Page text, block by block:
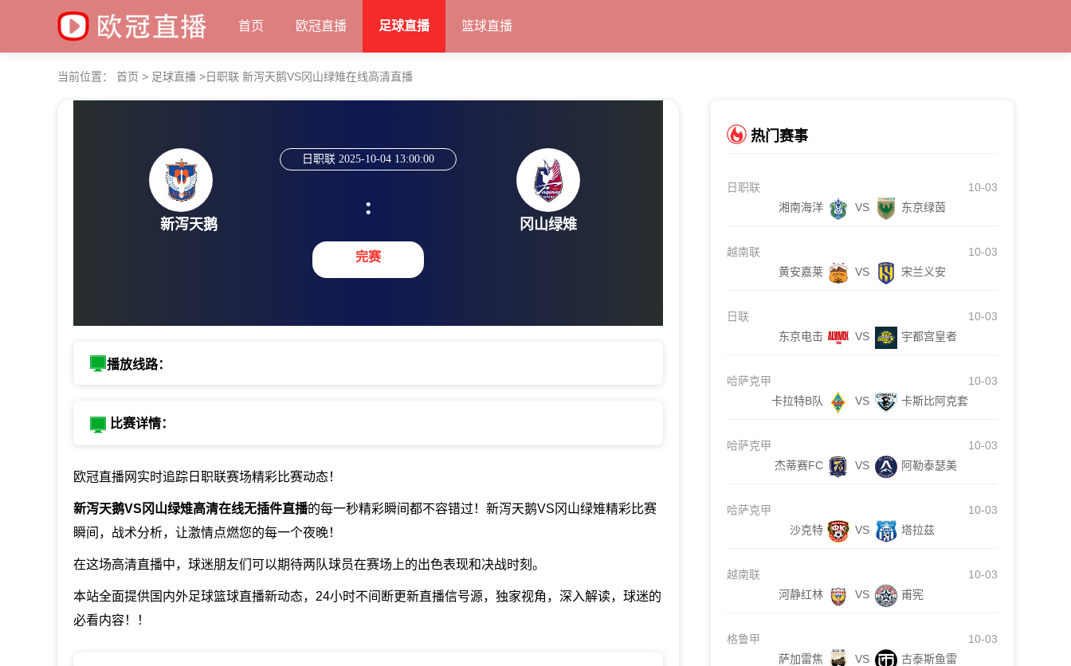
首页 欧冠直播 足球直播 篮球直播
当前位置： 首页 > 足球直播 >日职联 新泻天鹅VS冈山绿雉在线高清直播
新泻天鹅
日职联 2025-10-04 13:00:00
:
完赛
冈山绿雉
播放线路：
比赛详情：
欧冠直播网实时追踪日职联赛场精彩比赛动态！
新泻天鹅VS冈山绿雉高清在线无插件直播的每一秒精彩瞬间都不容错过！新泻天鹅VS冈山绿雉精彩比赛
瞬间，战术分析，让激情点燃您的每一个夜晚！
在这场高清直播中，球迷朋友们可以期待两队球员在赛场上的出色表现和决战时刻。
本站全面提供国内外足球篮球直播新动态，24小时不间断更新直播信号源，独家视角，深入解读，球迷的
必看内容！！
热门赛事
日职联
10-03
湘南海洋
VS 东京绿茵
越南联
10-03
黄安嘉莱
VS 宋兰义安
日联
10-03
东京电击
VS 宇都宫皇者
哈萨克甲
10-03
卡拉特B队
VS 卡斯比阿克套
哈萨克甲
10-03
杰蒂赛FC
VS 阿勒泰瑟美
哈萨克甲
10-03
沙克特
VS 塔拉茲
越南联
10-03
河静红林
VS 甫宪
格鲁甲
10-03
萨加雷焦
VS 古泰斯鱼雷